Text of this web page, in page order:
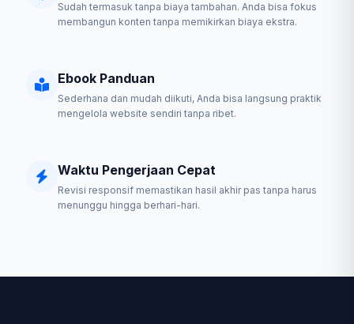
Sudah termasuk tanpa biaya tambahan. Anda bisa fokus
membangun konten tanpa memikirkan biaya ekstra.
Ebook Panduan
Sederhana dan mudah diikuti, Anda bisa langsung praktik
mengelola website sendiri tanpa ribet.
Waktu Pengerjaan Cepat
Revisi responsif memastikan hasil akhir pas tanpa harus
menunggu hingga berhari-hari.